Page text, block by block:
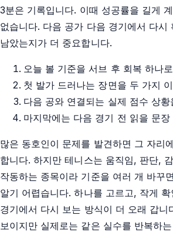
3분은 기록입니다. 이때 성공률을 길게
없습니다. 다음 공가 다음 경기에서 다시
남았는지가 더 중요합니다.
오늘 볼 기준을 서브 후 회복 하나
첫 발가 드러나는 장면을 두 가지
다음 공와 연결되는 실제 점수 상황
마지막에는 다음 경기 전 읽을 문장
많은 동호인이 문제를 발견하면 그 자리
합니다. 하지만 테니스는 움직임, 판단,
작동하는 종목이라 기준을 여러 개 바꾸
알기 어렵습니다. 하나를 고르고, 작게
경기에서 다시 보는 방식이 더 오래 갑니
보이지만 실제로는 같은 실수를 반복하